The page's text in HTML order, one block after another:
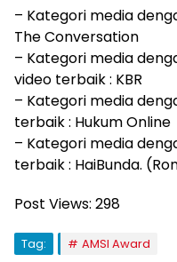
– Kategori media
The Conversation
– Kategori media
video terbaik : KBR
– Kategori media
terbaik : Hukum Online
– Kategori media
terbaik : HaiBunda.
Post Views: 298
Tag: AMSI Award